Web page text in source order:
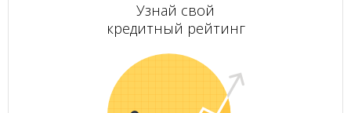
Узнай свой
кредитный рейтинг